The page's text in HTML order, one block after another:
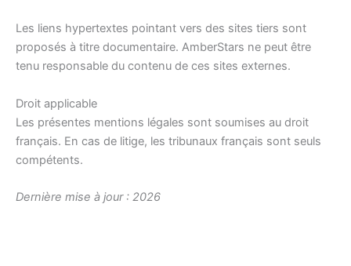
Les liens hypertextes pointant vers des sites tiers sont
proposés à titre documentaire. AmberStars ne peut être
tenu responsable du contenu de ces sites externes.
Droit applicable
Les présentes mentions légales sont soumises au droit
français. En cas de litige, les tribunaux français sont seuls
compétents.
Dernière mise à jour : 2026